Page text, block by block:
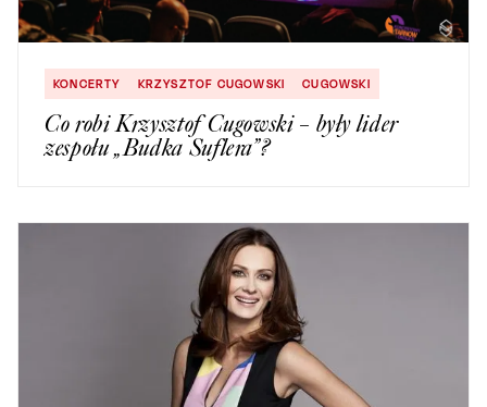
KONCERTY KRZYSZTOF CUGOWSKI CUGOWSKI
Co robi Krzysztof Cugowski – były lider
zespołu „Budka Suflera”?